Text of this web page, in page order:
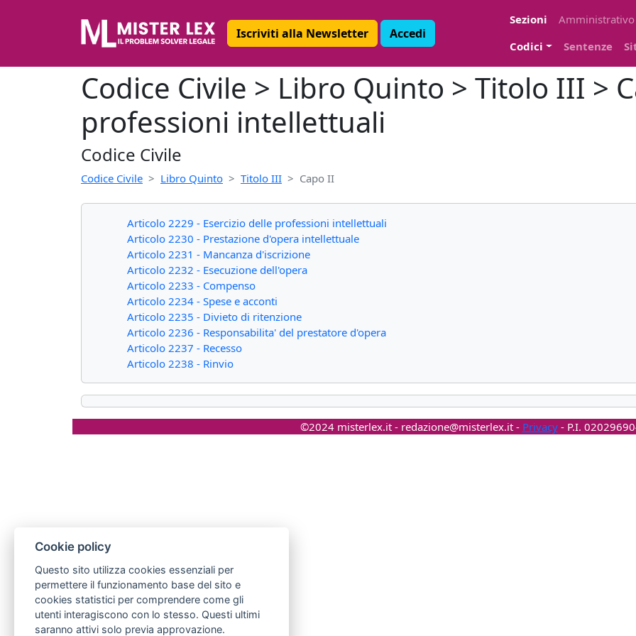
Iscriviti alla Newsletter Accedi
Sezioni
Amministrativo
Codici
Sentenze
Codice Civile > Libro Quinto > Titolo III >
professioni intellettuali
Codice Civile
Codice Civile Libro Quinto Titolo III Capo II
Articolo 2229 - Esercizio delle professioni intellettuali
Articolo 2230 - Prestazione d'opera intellettuale
Articolo 2231 - Mancanza d'iscrizione
Articolo 2232 - Esecuzione dell'opera
Articolo 2233 - Compenso
Articolo 2234 - Spese e acconti
Articolo 2235 - Divieto di ritenzione
Articolo 2236 - Responsabilita' del prestatore d'opera
Articolo 2237 - Recesso
Articolo 2238 - Rinvio
©2024 misterlex.it - redazione@misterlex.it- Privacy- P.I.
Cookie policy
Questo sito utilizza cookies essenziali per
permettere il funzionamento base del sito e
cookies statistici per comprendere come gli
utenti interagiscono con lo stesso. Questi ultimi
saranno attivi solo previa approvazione.